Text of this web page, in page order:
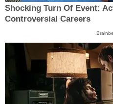
Shocking Turn Of Event:
Controversial Careers